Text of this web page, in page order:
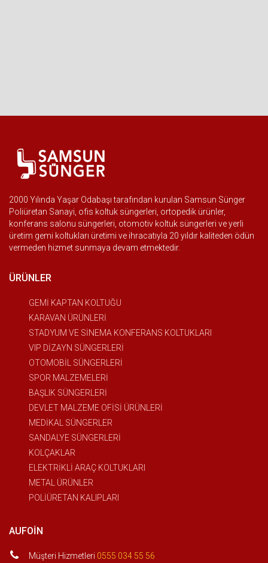
2000 Yılında Yaşar Odabaşı tarafından kurulan Samsun Sünger
Poliüretan Sanayi, ofis koltuk süngerleri, ortopedik ürünler,
konferans salonu süngerleri, otomotiv koltuk süngerleri ve yerli
üretim gemi koltukları üretimi ve ihracatıyla 20 yıldır kaliteden ödün
vermeden hizmet sunmaya devam etmektedir.
ÜRÜNLER
GEMİ KAPTAN KOLTUĞU
KARAVAN ÜRÜNLERİ
STADYUM VE SİNEMA KONFERANS KOLTUKLARI
VIP DİZAYN SÜNGERLERİ
OTOMOBİL SÜNGERLERİ
SPOR MALZEMELERİ
BAŞLIK SÜNGERLERİ
DEVLET MALZEME OFİSİ ÜRÜNLERİ
MEDİKAL SÜNGERLER
SANDALYE SÜNGERLERİ
KOLÇAKLAR
ELEKTRİKLİ ARAÇ KOLTUKLARI
METAL ÜRÜNLER
POLİÜRETAN KALIPLARI
AUFOIN
Müşteri Hizmetleri 0555 034 55 56